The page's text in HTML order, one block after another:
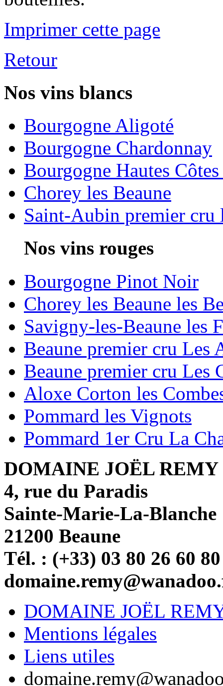
Imprimer cette page
Retour
Nos vins blancs
Bourgogne Aligoté
Bourgogne Chardonnay
Bourgogne Hautes
Chorey les Beaune
Saint-Aubin premier cru
Nos vins rouges
Bourgogne Pinot Noir
Chorey les Beaune les
Savigny-les-Beaune les
Beaune premier cru Les
Beaune premier cru Les
Aloxe Corton les
Pommard les Vignots
Pommard 1er Cru La
DOMAINE JOËL REMY
4, rue du Paradis
Sainte-Marie-La-Blanche
21200 Beaune
Tél. : (+33) 03 80 26 60 80
DOMAINE JOËL
Mentions légales
Liens utiles